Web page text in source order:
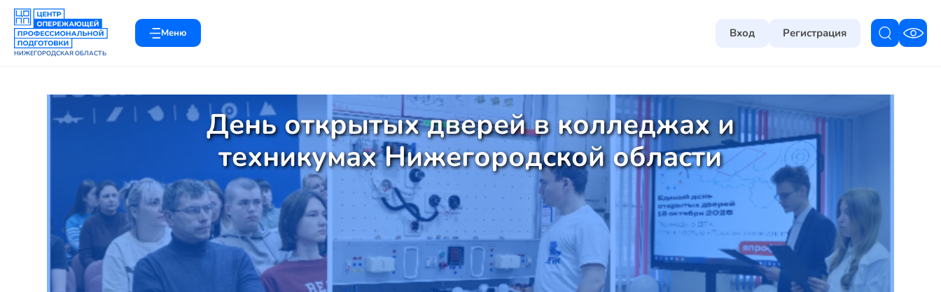
НИЖЕГОРОДСКАЯ ОБЛАСТЬ
Меню Вход Регистрация
День открытых дверей в колледжах и
техникумах Нижегородской области